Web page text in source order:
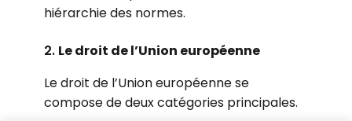
hiérarchie des normes.
2. Le droit de l’Union européenne
Le droit de l’Union européenne se
compose de deux catégories principales.